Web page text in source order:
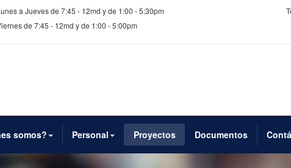
a Jueves de 7:45 - 12md y de 1:00 - 5:30pm
de 7:45 - 12md y de 1:00 - 5:00pm
somos? Personal Proyectos Documentos